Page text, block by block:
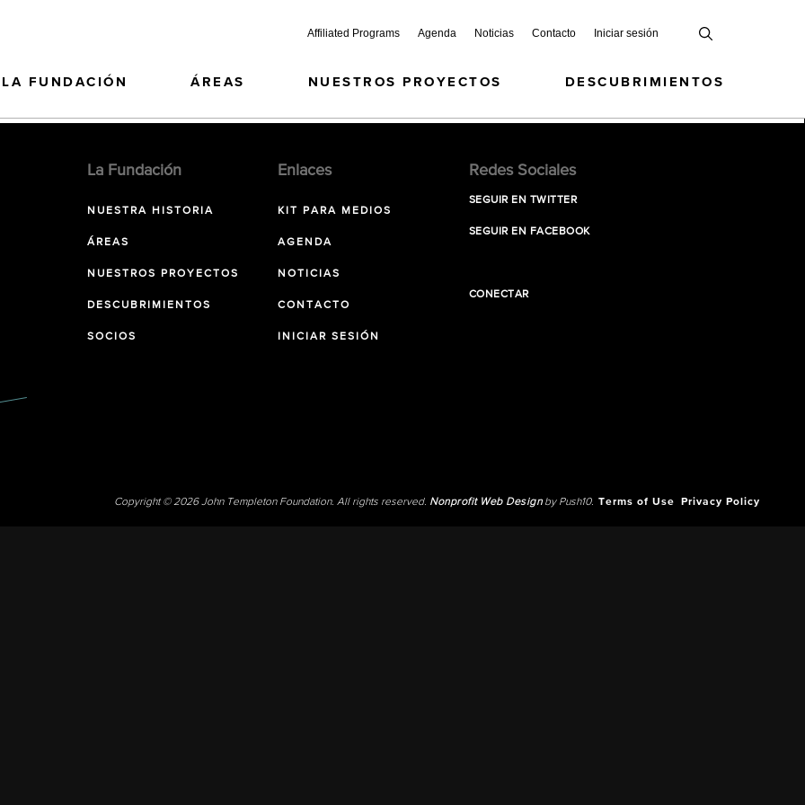
Affiliated Programs Agenda Noticias Contacto Iniciar sesión
LA FUNDACIÓN ÁREAS NUESTROS PROYECTOS DESCUBRIMIENTOS
La Fundación
NUESTRA HISTORIA
ÁREAS
NUESTROS PROYECTOS
DESCUBRIMIENTOS
SOCIOS
Enlaces
KIT PARA MEDIOS
AGENDA
NOTICIAS
CONTACTO
INICIAR SESIÓN
Redes Sociales
SEGUIR EN TWITTER
SEGUIR EN FACEBOOK
CONECTAR
Copyright © 2026 John Templeton Foundation. All rights reserved. Nonprofit Web Designby Push10. Terms of Use Privacy Policy